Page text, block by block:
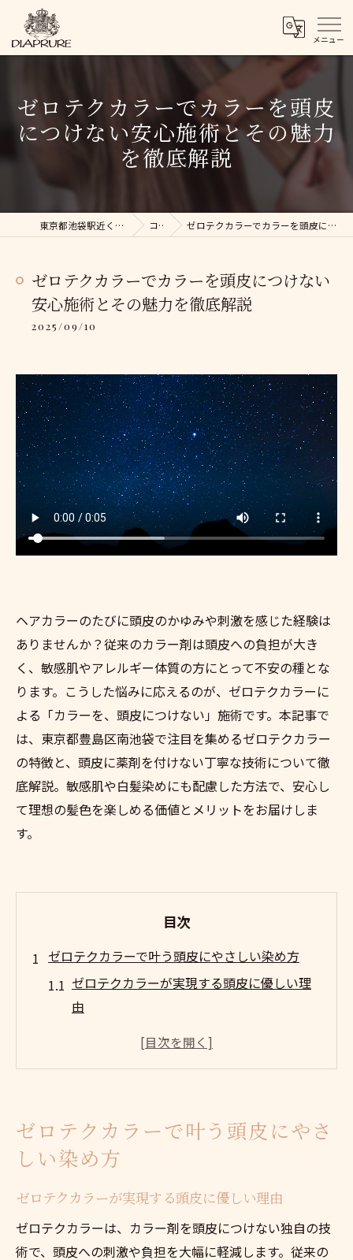
ゼロテクカラーでカラーを頭皮
につけない安心施術とその魅力
を徹底解説
東京都池袋駅近くの美容院ならDIAPRURE コラム ゼロテクカラーでカラーを頭皮につけない安心施術とその魅力を徹底解説
ゼロテクカラーでカラーを頭皮につけない
安心施術とその魅力を徹底解説
2025/09/10
ヘアカラーのたびに頭皮のかゆみや刺激を感じた経験は
ありませんか？従来のカラー剤は頭皮への負担が大き
く、敏感肌やアレルギー体質の方にとって不安の種とな
ります。こうした悩みに応えるのが、ゼロテクカラーに
よる「カラーを、頭皮につけない」施術です。本記事で
は、東京都豊島区南池袋で注目を集めるゼロテクカラー
の特徴と、頭皮に薬剤を付けない丁寧な技術について徹
底解説。敏感肌や白髪染めにも配慮した方法で、安心し
て理想の髪色を楽しめる価値とメリットをお届けしま
す。
目次
ゼロテクカラーで叶う頭皮にやさしい染め方
ゼロテクカラーが実現する頭皮に優しい理
由
敏感肌に配慮したゼロテクカラーの特徴と
ゼロテクカラーを選ぶべき人の傾向と背景
頭皮トラブルを防ぐゼロテクカラーの施術
ゼロテクカラーが信頼されるサロン選びの
ポイント
ゼロテクカラーで叶う頭皮にやさ
しい染め方
ゼロテクカラーが実現する頭皮に優しい理由
ゼロテクカラーは、カラー剤を頭皮につけない独自の技
術で、頭皮への刺激や負担を大幅に軽減します。従来の